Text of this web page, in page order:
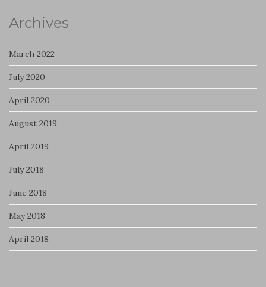
Archives
March 2022
July 2020
April 2020
August 2019
April 2019
July 2018
June 2018
May 2018
April 2018